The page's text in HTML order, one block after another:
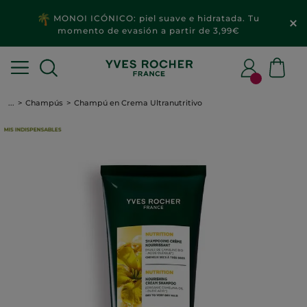
MONOI ICÓNICO: piel suave e hidratada. Tu
momento de evasión a partir de 3,99€
... Champús Champú en Crema Ultranutritivo